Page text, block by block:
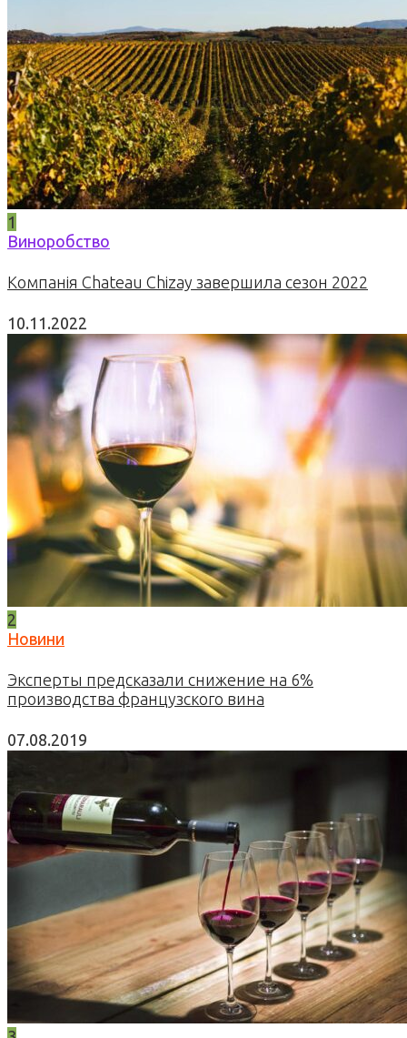
1
Виноробство
Компанія Chateau Chizay завершила сезон 2022
10.11.2022
2
Новини
Эксперты предсказали снижение на 6%
производства французского вина
07.08.2019